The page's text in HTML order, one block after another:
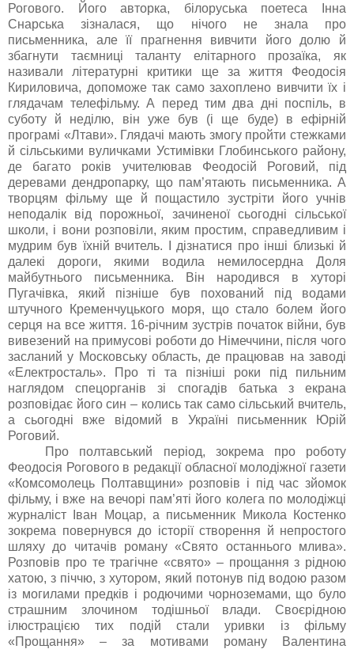
Рогового. Його авторка, білоруська поетеса Інна
Снарська зізналася, що нічого не знала про
письменника, але її прагнення вивчити його долю й
збагнути таємниці таланту елітарного прозаїка, як
називали літературні критики ще за життя Феодосія
Кириловича, допоможе так само захоплено вивчити їх і
глядачам телефільму. А перед тим два дні поспіль, в
суботу й неділю, він уже був (і ще буде) в ефірній
програмі «Лтави». Глядачі мають змогу пройти стежками
й сільськими вуличками Устимівки Глобинського району,
де багато років учителював Феодосій Роговий, під
деревами дендропарку, що пам’ятають письменника. А
творцям фільму ще й пощастило зустріти його учнів
неподалік від порожньої, зачиненої сьогодні сільської
школи, і вони розповіли, яким простим, справедливим і
мудрим був їхній вчитель. І дізнатися про інші близькі й
далекі дороги, якими водила немилосердна Доля
майбутнього письменника. Він народився в хуторі
Пугачівка, який пізніше був похований під водами
штучного Кременчуцького моря, що стало болем його
серця на все життя. 16-річним зустрів початок війни, був
вивезений на примусові роботи до Німеччини, після чого
засланийу Московськуобласть, де працював на заводі
«Електросталь». Про ті та пізніші роки під пильним
наглядом спецорганів зі спогадів батька з екрана
розповідає його син – колись так само сільський вчитель,
а сьогодні вже відомий в Україні письменник Юрій
Роговий.
Про полтавський період, зокрема про роботу
Феодосія Рогового в редакції обласної молодіжної газети
«Комсомолець Полтавщини» розповів і під час зйомок
фільму, і вже на вечорі пам’яті його колега по молодіжці
журналіст Іван Моцар, а письменник Микола Костенко
зокрема повернувся до історії створення й непростого
шляху до читачів роману «Свято останнього млива».
Розповів про те трагічне «свято» – прощання з рідною
хатою, з піччю, з хутором, який потонув під водою разом
із могилами предків і родючими чорноземами, що було
страшним злочином тодішньої влади. Своєрідною
ілюстрацією тих подій стали уривки із фільму
«Прощання» – за мотивами роману Валентина